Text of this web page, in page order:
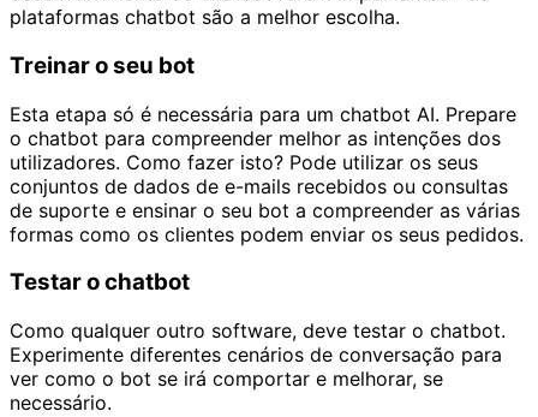
plataformas chatbot são a melhor escolha.
Treinar o seu bot
Esta etapa só é necessária para um chatbot AI. Prepare
o chatbot para compreender melhor as intenções dos
utilizadores. Como fazer isto? Pode utilizar os seus
conjuntos de dados de e-mails recebidos ou consultas
de suporte e ensinar o seu bot a compreender as várias
formas como os clientes podem enviar os seus pedidos.
Testar o chatbot
Como qualquer outro software, deve testar o chatbot.
Experimente diferentes cenários de conversação para
ver como o bot se irá comportar e melhorar, se
necessário.